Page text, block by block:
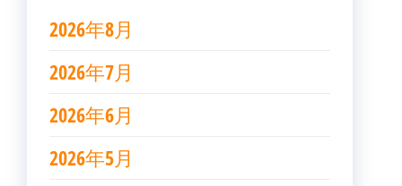
2026年8月
2026年7月
2026年6月
2026年5月